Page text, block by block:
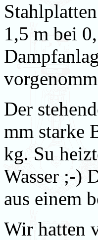
1,5 m bei
Der
mm starke
kg. Su
Wasser ;-)
aus einem
Wir hatten